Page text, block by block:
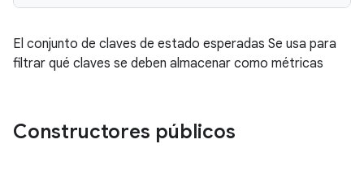
El conjunto de claves de estado esperadas Se usa para
filtrar qué claves se deben almacenar como métricas
Constructores públicos